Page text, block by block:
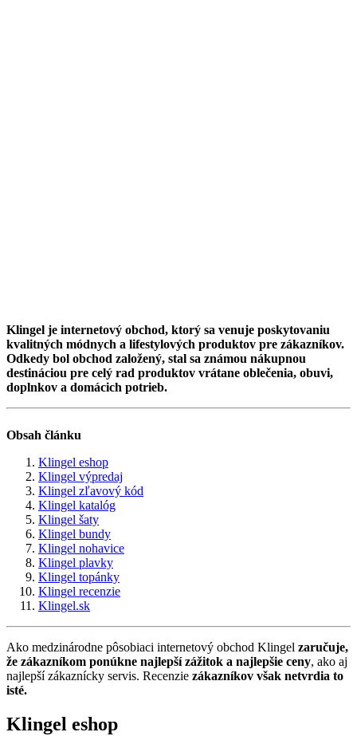
Klingel je internetový obchod, ktorý sa venuje poskytovaniu
kvalitných módnych a lifestylových produktov pre zákazníkov.
Odkedy bol obchod založený, stal sa známou nákupnou
destináciou pre celý rad produktov vrátane oblečenia, obuvi,
doplnkov a domácich potrieb.
Obsah článku
Klingel eshop
Klingel výpredaj
Klingel zľavový kód
Klingel katalóg
Klingel šaty
Klingel bundy
Klingel nohavice
Klingel plavky
Klingel topánky
Klingel recenzie
Klingel.sk
Ako medzinárodne pôsobiaci internetový obchod Klingel zaručuje,
že zákazníkom ponúkne najlepší zážitok a najlepšie ceny, ako aj
najlepší zákaznícky servis. Recenzie zákazníkov však netvrdia to
isté.
Klingel eshop